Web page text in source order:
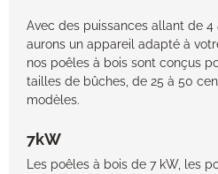
Avec des puissances allant de 4
aurons un appareil adapté à
nos poêles à bois sont conçus
tailles de bûches, de 25 à 50
modèles.
7kW
Les poêles à bois de 7 kW, les